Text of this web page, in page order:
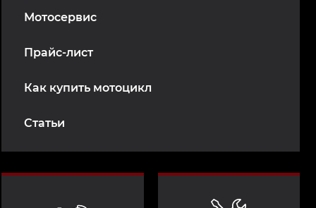
Мотосервис
Прайс-лист
Как купить мотоцикл
Статьи